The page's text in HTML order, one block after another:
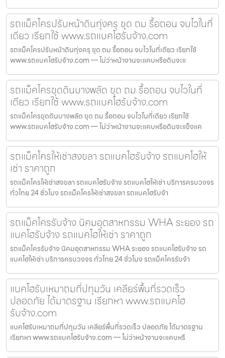
รถแม็คโครปรับหน้าดินทุ่งครุ ขุด ถม รื้อถอน จบไวในที่
เดียว เรียกใช้ www.รถแบคโฮรับจ้าง.com
รถแม็คโครปรับหน้าดินทุ่งครุ ขุด ถม รื้อถอน จบไวในที่เดียว เรียกใช้
www.รถแบคโฮรับจ้าง.com — ไม่ว่าหน้างานจะแคบหรือดินจะแ
รถแม็คโครขุดดินบางพลัด ขุด ถม รื้อถอน จบไวในที่
เดียว เรียกใช้ www.รถแบคโฮรับจ้าง.com
รถแม็คโครขุดดินบางพลัด ขุด ถม รื้อถอน จบไวในที่เดียว เรียกใช้
www.รถแบคโฮรับจ้าง.com — ไม่ว่าหน้างานจะแคบหรือดินจะแข็งแค
รถแม็คโครให้เช่าสงขลา รถแบคโฮรับจ้าง รถแบคโฮให้
เช่า ราคาถูก
รถแม็คโครให้เช่าสงขลา รถแบคโฮรับจ้าง รถแบคโฮให้เช่า บริการครบวงจร
ทั่วไทย 24 ชั่วโมง รถแม็คโครให้เช่าสงขลา รถแบคโฮรับจ้า
รถแม็คโครรับจ้าง นิคมอุตสาหกรรม WHA ระยอง รถ
แบคโฮรับจ้าง รถแบคโฮให้เช่า ราคาถูก
รถแม็คโครรับจ้าง นิคมอุตสาหกรรม WHA ระยอง รถแบคโฮรับจ้าง รถ
แบคโฮให้เช่า บริการครบวงจร ทั่วไทย 24 ชั่วโมง รถแม็คโครรับจ้า
แบคโฮรับเหมาถมที่ปทุมวัน เคลียร์พื้นที่รวดเร็ว
ปลอดภัย ได้มาตรฐาน เรียกหา www.รถแบคโฮ
รับจ้าง.com
แบคโฮรับเหมาถมที่ปทุมวัน เคลียร์พื้นที่รวดเร็ว ปลอดภัย ได้มาตรฐาน
เรียกหา www.รถแบคโฮรับจ้าง.com — ไม่ว่าหน้างานจะแคบหรื